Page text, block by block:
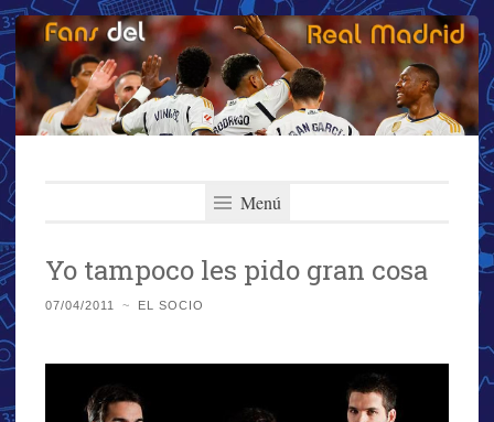
Menú
Yo tampoco les pido gran cosa
07/04/2011 ~ EL SOCIO